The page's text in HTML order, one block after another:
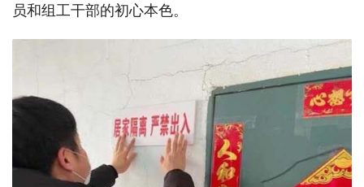
员和组工干部的初心本色。